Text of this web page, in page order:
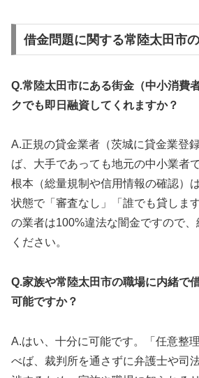
借金問題に関する常陸太田市
Q.常陸太田市にある街金（中小消費
クでも即日融資してくれますか？
A.正規の貸金業者（茨城に貸金業登
ば、大手であっても地元の中小業者
根本（総量規制や信用情報の確認）
状態で「審査なし」「誰でも貸しま
の業者は100%違法な闇金ですので
ください。
Q.家族や常陸太田市の職場に内緒で
可能ですか？
A.はい、十分に可能です。「任意整
べば、裁判所を通さずに弁護士や司